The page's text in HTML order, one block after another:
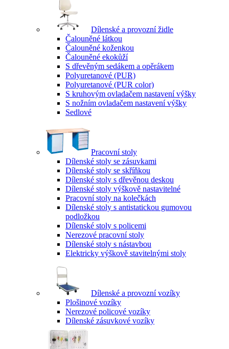
Dílenské a provozní židle
Čalouněné látkou
Čalouněné koženkou
Čalouněné ekokůží
S dřevěným sedákem a opěrákem
Polyuretanové (PUR)
Polyuretanové (PUR color)
S kruhovým ovladačem nastavení výšky
S nožním ovladačem nastavení výšky
Sedlové
Pracovní stoly
Dílenské stoly se zásuvkami
Dílenské stoly se skříňkou
Dílenské stoly s dřevěnou deskou
Dílenské stoly výškově nastavitelné
Pracovní stoly na kolečkách
Dílenské stoly s antistatickou gumovou
podložkou
Dílenské stoly s policemi
Nerezové pracovní stoly
Dílenské stoly s nástavbou
Elektricky výškově stavitelnými stoly
Dílenské a provozní vozíky
Plošinové vozíky
Nerezové policové vozíky
Dílenské zásuvkové vozíky